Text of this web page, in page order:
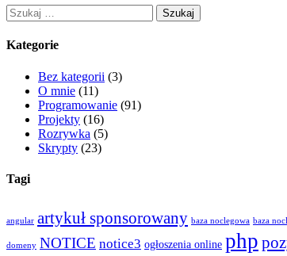
Szukaj:
Kategorie
Bez kategorii (3)
O mnie (11)
Programowanie (91)
Projekty (16)
Rozrywka (5)
Skrypty (23)
Tagi
angular artykuł sponsorowany baza noclegowa baza
domeny NOTICE notice3 ogłoszenia online php